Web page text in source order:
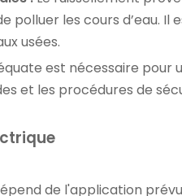
polluer les cours d’eau.
usées.
est nécessaire pour
et les procédures de
de l'application